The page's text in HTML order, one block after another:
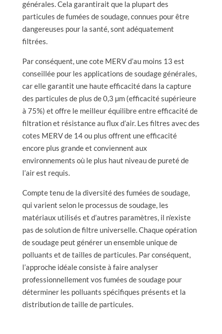
générales. Cela garantirait que la plupart des
particules de fumées de soudage, connues pour être
dangereuses pour la santé, sont adéquatement
filtrées.
Par conséquent, une cote MERV d’au moins 13 est
conseillée pour les applications de soudage générales,
car elle garantit une haute efficacité dans la capture
des particules de plus de 0,3 µm (efficacité supérieure
à 75%) et offre le meilleur équilibre entre efficacité de
filtration et résistance au flux d’air. Les filtres avec des
cotes MERV de 14 ou plus offrent une efficacité
encore plus grande et conviennent aux
environnements où le plus haut niveau de pureté de
l’air est requis.
Compte tenu de la diversité des fumées de soudage,
qui varient selon le processus de soudage, les
matériaux utilisés et d’autres paramètres, il n’existe
pas de solution de filtre universelle. Chaque opération
de soudage peut générer un ensemble unique de
polluants et de tailles de particules. Par conséquent,
l’approche idéale consiste à faire analyser
professionnellement vos fumées de soudage pour
déterminer les polluants spécifiques présents et la
distribution de taille de particules.